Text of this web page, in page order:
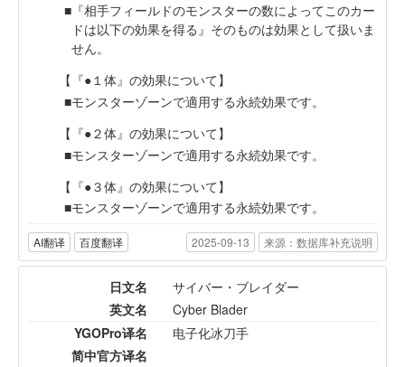
『相手フィールドのモンスターの数によってこのカー
ドは以下の効果を得る』そのものは効果として扱いま
せん。
【『●１体』の効果について】
モンスターゾーンで適用する永続効果です。
【『●２体』の効果について】
モンスターゾーンで適用する永続効果です。
【『●３体』の効果について】
モンスターゾーンで適用する永続効果です。
AI翻译 百度翻译 2025-09-13 来源：数据库补充说明
日文名
サイバー・ブレイダー
英文名
Cyber Blader
YGOPro译名
电子化冰刀手
简中官方译名